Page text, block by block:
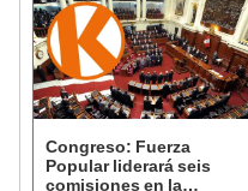
Congreso: Fuerza
Popular liderará seis
comisiones en la